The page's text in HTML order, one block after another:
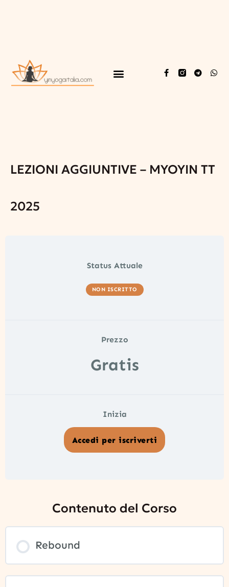
LEZIONI AGGIUNTIVE – MYOYIN TT
2025
Status Attuale
NON ISCRITTO
Prezzo
Gratis
Inizia
Accedi per iscriverti
Contenuto del Corso
Rebound